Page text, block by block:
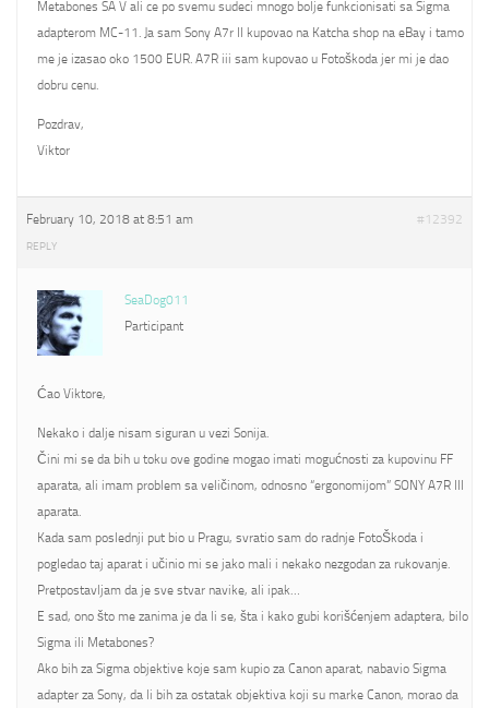
Metabones SA V ali ce po svemu sudeci mnogo bolje funkcionisati sa Sigma
adapterom MC-11. Ja sam Sony A7r II kupovao na Katcha shop na eBay i tamo
me je izasao oko 1500 EUR. A7R iii sam kupovao u Fotoškoda jer mi je dao
dobru cenu.
Pozdrav,
Viktor
February 10, 2018 at 8:51 am #12392
REPLY
SeaDog011
Participant
Ćao Viktore,
Nekako i dalje nisam siguran u vezi Sonija.
Čini mi se da bih u toku ove godine mogao imati mogućnosti za kupovinu FF
aparata, ali imam problem sa veličinom, odnosno “ergonomijom” SONY A7R III
aparata.
Kada sam poslednji put bio u Pragu, svratio sam do radnje FotoŠkoda i
pogledao taj aparat i učinio mi se jako mali i nekako nezgodan za rukovanje.
Pretpostavljam da je sve stvar navike, ali ipak…
E sad, ono što me zanima je da li se, šta i kako gubi korišćenjem adaptera, bilo
Sigma ili Metabones?
Ako bih za Sigma objektive koje sam kupio za Canon aparat, nabavio Sigma
adapter za Sony, da li bih za ostatak objektiva koji su marke Canon, morao da